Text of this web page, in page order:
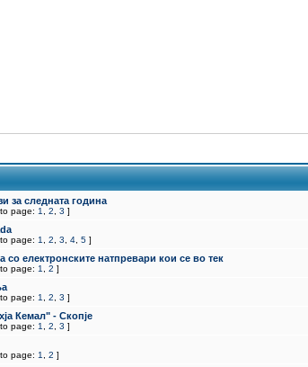
за следната година
page: 1 2 3 ]
page: 1 2 3 4 5 ]
со електронските натпревари кои се во тек
page: 1 2 ]
page: 1 2 3 ]
Кемал" - Скопје
page: 1 2 3 ]
page: 1 2 ]